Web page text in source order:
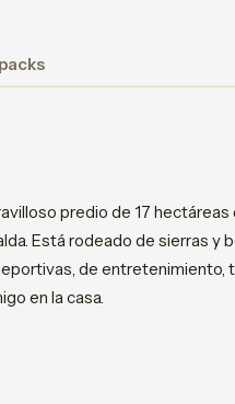
predio de 17
Está rodeado de
de entretenimiento,
en la casa.